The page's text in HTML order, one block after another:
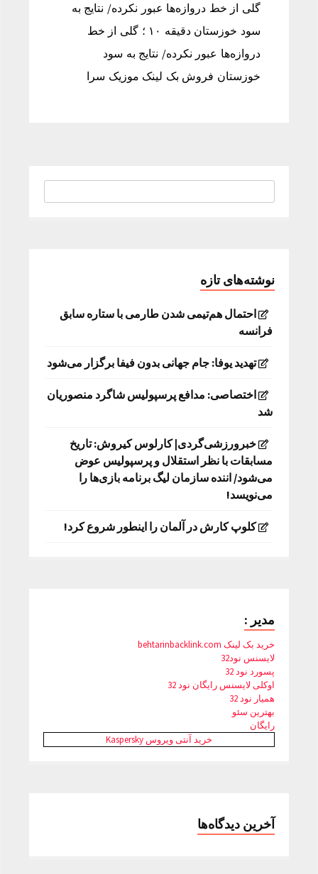
گلی از خط دروازه‌ها عبور نکرده/ نتایج به
سود خوزستان دقیقه ۱۰ ؛ گلی از خط
دروازه‌ها عبور نکرده/ نتایج به سود
خوزستان فروش بک لینک موزیک سرا
نوشته‌های تازه
احتمال هم‌تیمی شدن طارمی با ستاره سابق
فرانسه
تهدید یوفا: جام جهانی بدون فیفا برگزار می‌شود
اختصاصی: مدافع پرسپولیس شاگرد منصوریان
شد
خبرورزشی‌گردی| کارلوس کیروش: تاریخ
مسابقات با نظر استقلال و پرسپولیس عوض
می‌شود/ اننده سازمان لیگ برنامه بازی‌ها را
می‌نویسد!
کلوپ کارش در آلمان را اینطور شروع کرد!
مدیر :
خرید بک لینک behtarinbacklink.com
لایسنس نود32
پسورد نود 32
اوکلی لایسنس رایگان نود 32
همیار نود 32
بهترین سئو
رایگان
خرید آنتی ویروس Kaspersky
آخرین دیدگاه‌ها